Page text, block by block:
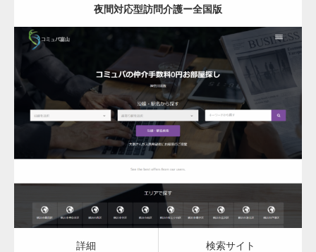
夜間対応型訪問介護ー全国版
更新日： 2023.03.08
夜間対応型訪問介護
詳細 検索サイト
詳細 検索サイト